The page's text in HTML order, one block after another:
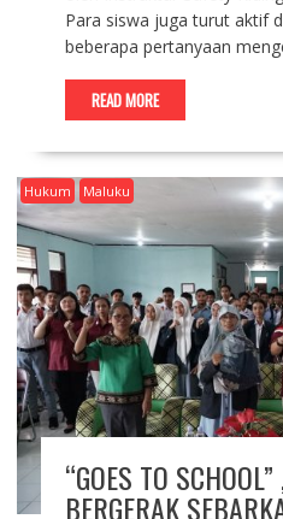
Para siswa juga turut aktif
beberapa pertanyaan
READ MORE
Hukum Maluku
“GOES TO
BERGERAK